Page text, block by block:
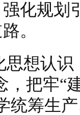
化规划
。
想认
，把牢“
统筹生